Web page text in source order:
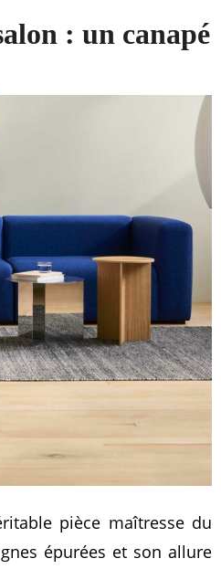
: un canapé
pièce maîtresse du
épurées et son allure